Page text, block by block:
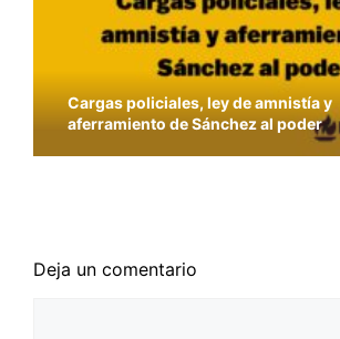
Cargas policiales, ley de amnistía y
aferramiento de Sánchez al poder
La solución a los problemas
por la vulneración de los derechos
Deja un comentario